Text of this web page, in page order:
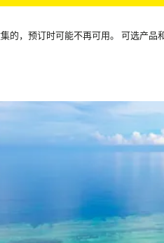
的，预订时可能不再可用。 可选产品